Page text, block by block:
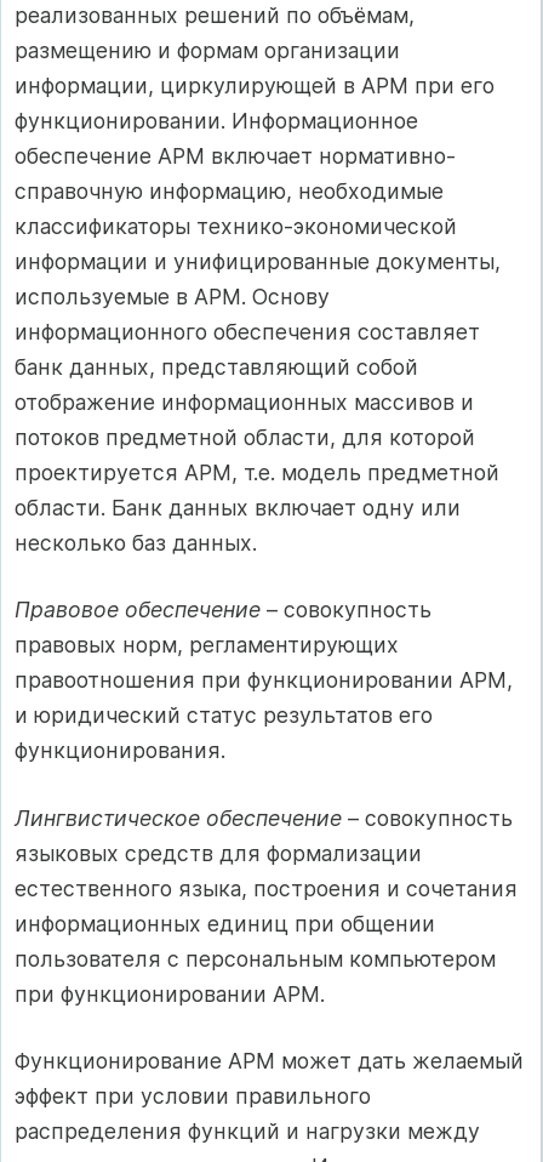
реализованных решений по объёмам,
размещению и формам организации
информации, циркулирующей в АРМ при его
функционировании. Информационное
обеспечение АРМ включает нормативно-
справочную информацию, необходимые
классификаторы технико-экономической
информации и унифицированные документы,
используемые в АРМ. Основу
информационного обеспечения составляет
банк данных, представляющий собой
отображение информационных массивов и
потоков предметной области, для которой
проектируется АРМ, т.е. модель предметной
области. Банк данных включает одну или
несколько баз данных.
Правовое обеспечение – совокупность
правовых норм, регламентирующих
правоотношения при функционировании АРМ,
и юридический статус результатов его
функционирования.
Лингвистическое обеспечение – совокупность
языковых средств для формализации
естественного языка, построения и сочетания
информационных единиц при общении
пользователя с персональным компьютером
при функционировании АРМ.
Функционирование АРМ может дать желаемый
эффект при условии правильного
распределения функций и нагрузки между